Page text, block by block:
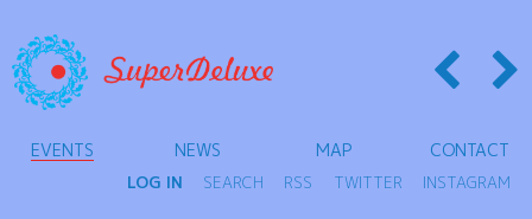
EVENTS NEWS MAP CONTACT
LOG IN SEARCH RSS TWITTER INSTAGRAM